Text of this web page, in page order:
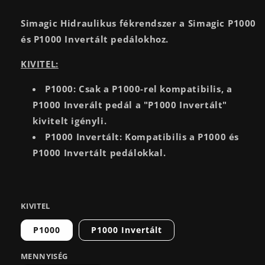
Simagic Hidraulikus fékrendszer a Simagic P1000
és P1000 Invertált pedálokhoz.
KIVITEL:
P1000: Csak a P1000-rel kompatibilis, a
P1000 Inverált pedál a "P1000 Invertált"
kivitelt igényli.
P1000 Invertált: Kompatibilis a P1000 és
P1000 Invertált pedálokkal.
KIVITEL
P1000 P1000 Invertált
MENNYISÉG